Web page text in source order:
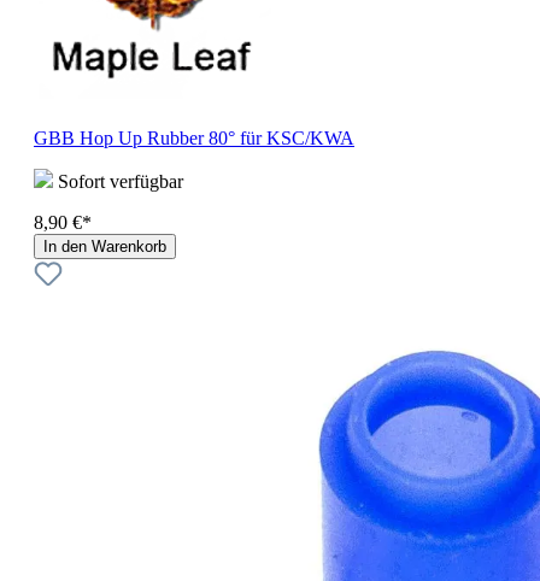
GBB Hop Up Rubber 80° für KSC/KWA
Sofort verfügbar
8,90 €*
In den Warenkorb